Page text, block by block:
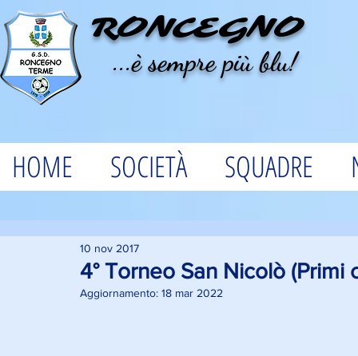
RONCEGNO
...è sempre più blu!
HOME SOCIETÀ SQUADRE
4° Torneo San Nicolò (Primi
10 nov 2017
Aggiornamento: 18 mar 2022